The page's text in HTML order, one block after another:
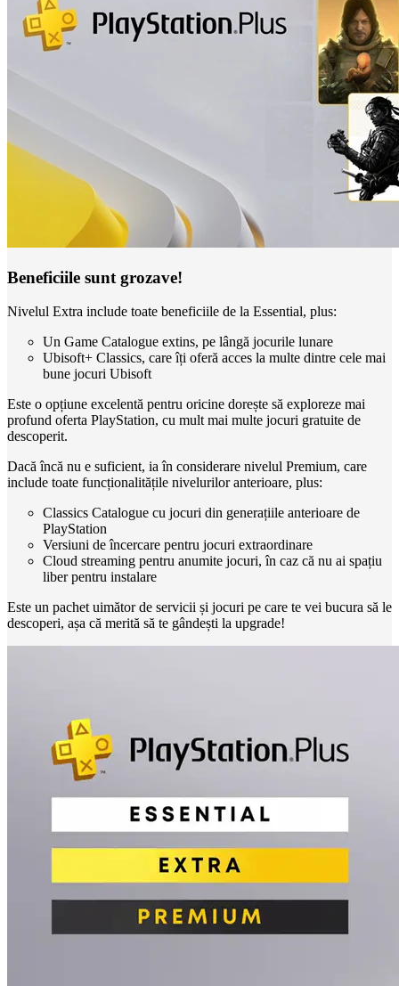
Beneficiile sunt grozave!
Nivelul Extra include toate beneficiile de la Essential, plus:
Un Game Catalogue extins, pe lângă jocurile lunare
Ubisoft+ Classics, care îți oferă acces la multe dintre cele mai
bune jocuri Ubisoft
Este o opțiune excelentă pentru oricine dorește să exploreze mai
profund oferta PlayStation, cu mult mai multe jocuri gratuite de
descoperit.
Dacă încă nu e suficient, ia în considerare nivelul Premium, care
include toate funcționalitățile nivelurilor anterioare, plus:
Classics Catalogue cu jocuri din generațiile anterioare de
PlayStation
Versiuni de încercare pentru jocuri extraordinare
Cloud streaming pentru anumite jocuri, în caz că nu ai spațiu
liber pentru instalare
Este un pachet uimător de servicii și jocuri pe care te vei bucura să le
descoperi, așa că merită să te gândești la upgrade!